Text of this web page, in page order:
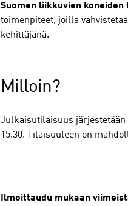
Suomen liikkuvien
toimenpiteet, joilla
kehittäjänä.
Milloin?
Julkaisutilaisuus järjestetään
15.30. Tilaisuuteen on
Ilmoittaudu mukaan